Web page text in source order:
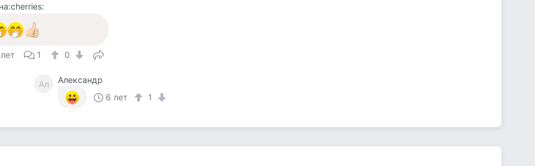
1 0
Ал
Александр
6 лет
1